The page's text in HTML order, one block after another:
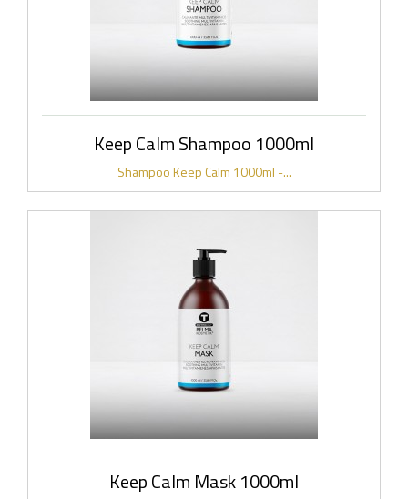
Keep Calm Shampoo 1000ml
Shampoo Keep Calm 1000ml -...
Keep Calm Mask 1000ml